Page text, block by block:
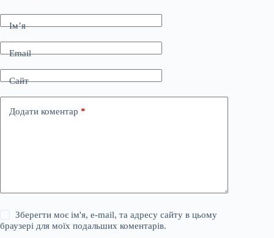
Ім’я
Email
Сайт
Додати коментар *
Зберегти моє ім'я, e-mail, та адресу сайту в цьому
браузері для моїх подальших коментарів.